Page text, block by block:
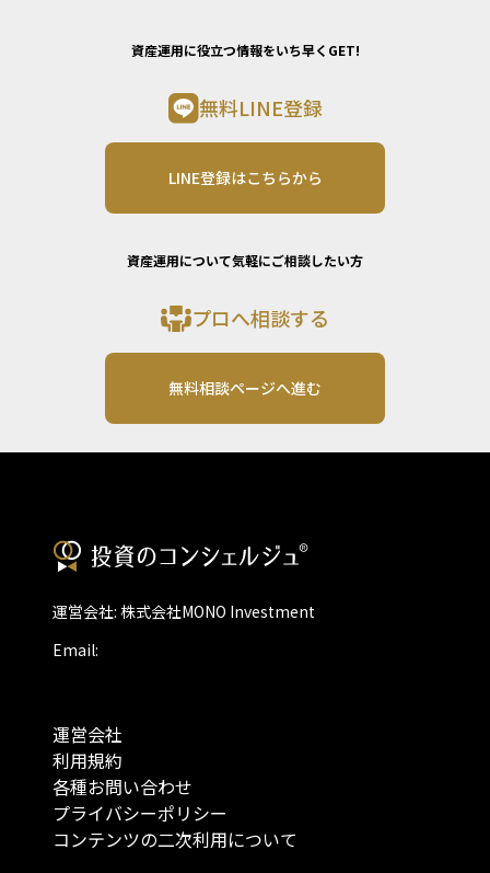
資産運用に役立つ情報をいち早くGET!
無料LINE登録
LINE登録はこちらから
資産運用について気軽にご相談したい方
プロへ相談する
無料相談ページへ進む
運営会社: 株式会社MONO Investment
Email:
運営会社
利用規約
各種お問い合わせ
プライバシーポリシー
コンテンツの二次利用について